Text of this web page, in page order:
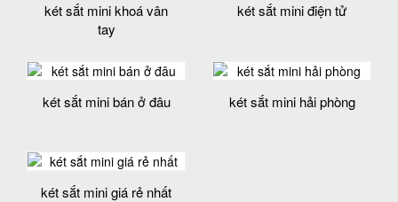
két sắt mini khoá vân
tay
két sắt mini điện tử
két sắt mini bán ở đâu két sắt mini hải phòng
két sắt mini giá rẻ nhất